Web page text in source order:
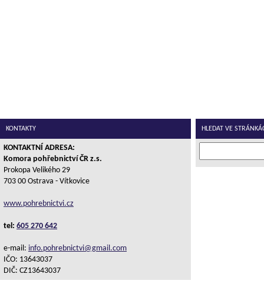
KONTAKTY
KONTAKTNÍ ADRESA:
Komora pohřebnictví ČR z.s.
Prokopa Velikého 29
703 00 Ostrava - Vítkovice
www.pohrebnictvi.cz
tel: 605 270 642
e-mail: info.pohrebnictvi@gmail.com
IČO: 13643037
DIČ: CZ13643037
HLEDAT VE